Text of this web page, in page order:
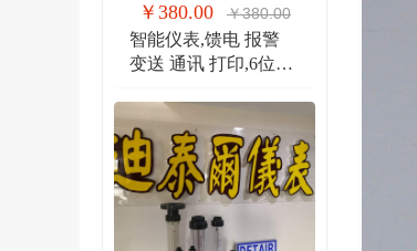
￥380.00 ￥380.00
智能仪表,馈电 报警
变送 通讯 打印,6位显